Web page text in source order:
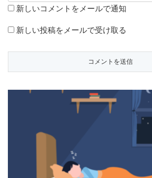
新しいコメントをメールで通知
新しい投稿をメールで受け取る